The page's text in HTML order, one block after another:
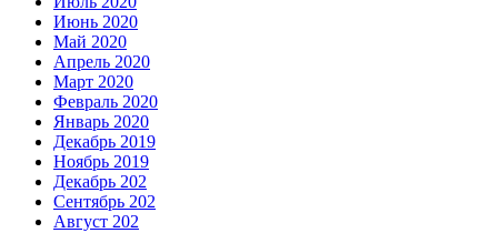
Июнь 2020
Май 2020
Апрель 2020
Март 2020
Февраль 2020
Январь 2020
Декабрь 2019
Ноябрь 2019
Декабрь 202
Сентябрь 202
Август 202